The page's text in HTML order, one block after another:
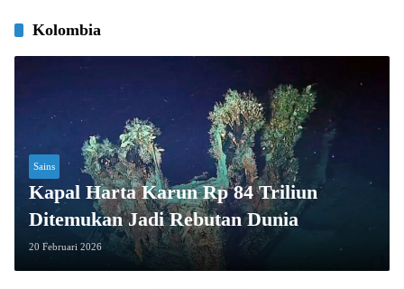
Kolombia
Sains
Kapal Harta Karun Rp 84 Triliun
Ditemukan Jadi Rebutan Dunia
20 Februari 2026